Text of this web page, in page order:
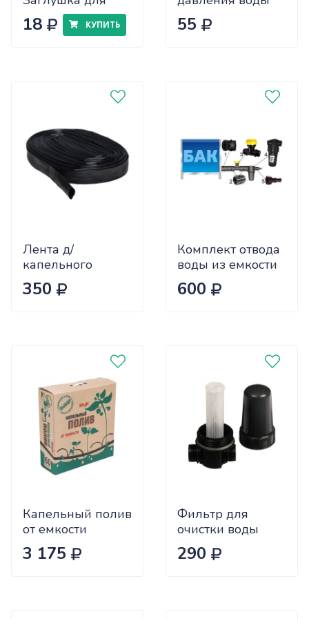
капельной ленты
КРАТНО 100,
18 КУПИТЬ
(SH-2015-5) под
шланг 4-6мм
55
Лента д/
капельного
полива КЛ-25
(шаг 30см)
350
Комплект отвода
воды из емкости
КОВ-1
600
Капельный полив
от емкости
60растений
ЖУКх2
3 175
Фильтр для
очистки воды
ФОВ-250 х100
290